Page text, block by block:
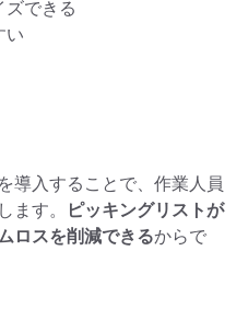
できる
い
導入することで、作業人員
ます。
ピッキングリストが
ロスを削減できるからで